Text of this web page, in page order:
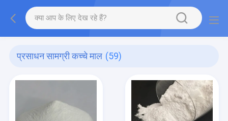
प्रसाधन सामग्री कच्चे माल (59)